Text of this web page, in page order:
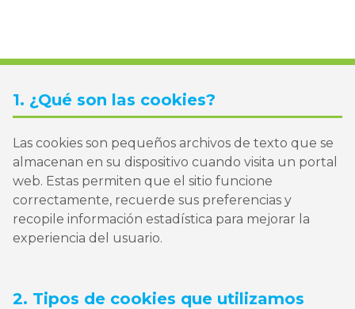
1. ¿Qué son las cookies?
Las cookies son pequeños archivos de texto que se
almacenan en su dispositivo cuando visita un portal
web. Estas permiten que el sitio funcione
correctamente, recuerde sus preferencias y
recopile información estadística para mejorar la
experiencia del usuario.
2. Tipos de cookies que utilizamos